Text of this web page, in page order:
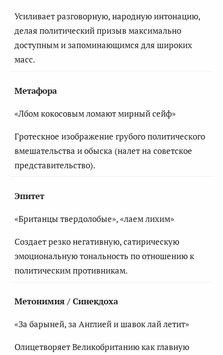
Усиливает разговорную, народную интонацию,
делая политический призыв максимально
доступным и запоминающимся для широких
масс.
Метафора
«Лбом кокосовым ломают мирный сейф»
Гротескное изображение грубого политического
вмешательства и обыска (налет на советское
представительство).
Эпитет
«Британцы твердолобые», «лаем лихим»
Создает резко негативную, сатирическую
эмоциональную тональность по отношению к
политическим противникам.
Метонимия / Синекдоха
«За барыней, за Англией и шавок лай летит»
Олицетворяет Великобританию как главную